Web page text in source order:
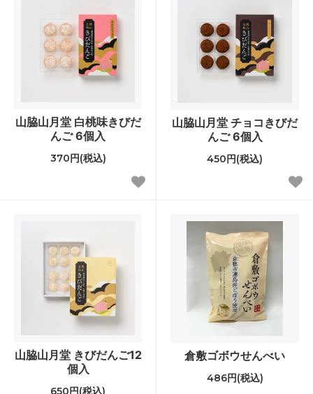
山脇山月堂 白桃味きびだ
んご 6個入
370円(税込)
山脇山月堂 チョコきびだ
んご 6個入
450円(税込)
山脇山月堂 きびだんご12
個入
650円(税込)
倉敷ゴボウせんべい
486円(税込)